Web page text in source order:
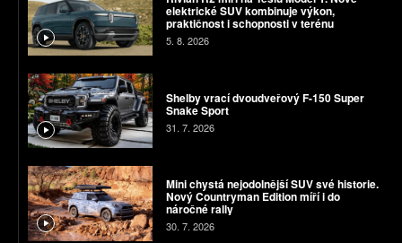
elektrické SUV kombinuje výkon,
praktičnost i schopnosti v terénu
5. 8. 2026
Shelby vrací dvoudveřový F-150 Super
Snake Sport
31. 7. 2026
Mini chystá nejodolnější SUV své historie.
Nový Countryman Edition míří i do
náročné rally
30. 7. 2026